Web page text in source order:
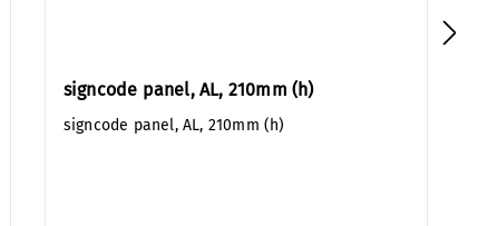
signcode panel, AL, 210mm (h)
signcode panel, AL, 210mm (h)